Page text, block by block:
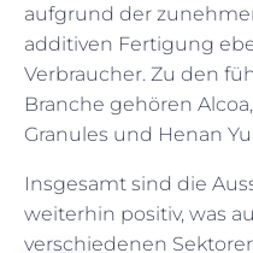
aufgrund der
additiven Fertigung
Verbraucher. Zu den
Branche gehören
Granules und Henan
Insgesamt sind die
weiterhin positiv, was
verschiedenen